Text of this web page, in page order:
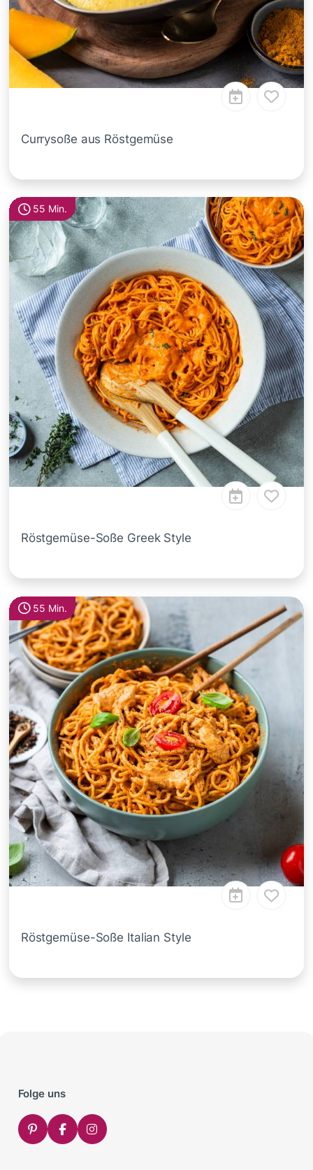
Currysoße aus Röstgemüse
55 Min.
Röstgemüse-Soße Greek Style
55 Min.
Röstgemüse-Soße Italian Style
Folge uns